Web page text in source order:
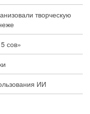
творческую
сов»
ИИ